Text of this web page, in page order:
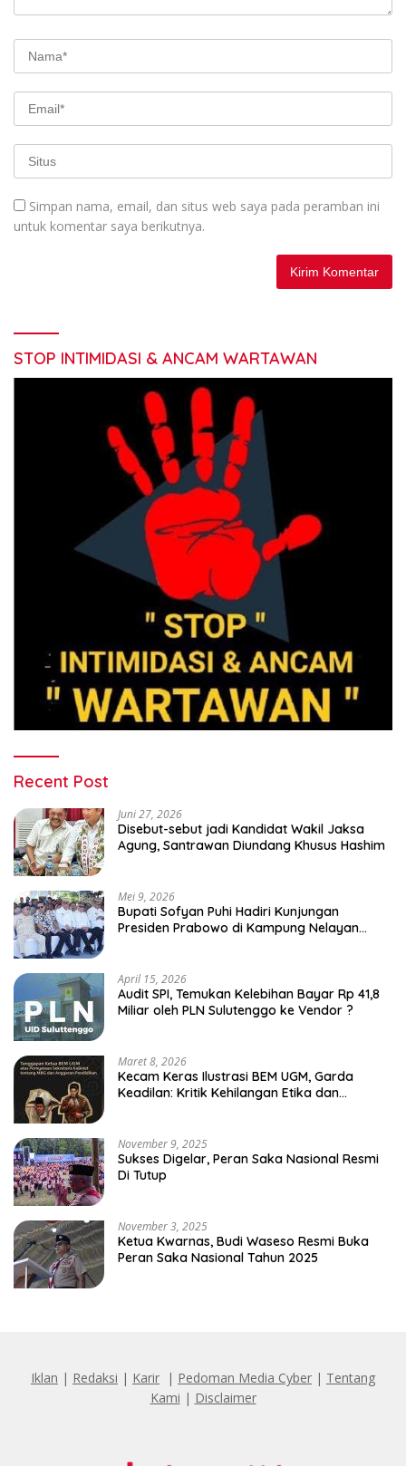
Simpan nama, email, dan situs web saya pada peramban ini
untuk komentar saya berikutnya.
STOP INTIMIDASI & ANCAM WARTAWAN
Recent Post
Juni 27, 2026
Disebut-sebut jadi Kandidat Wakil Jaksa
Agung, Santrawan Diundang Khusus Hashim
Mei 9, 2026
Bupati Sofyan Puhi Hadiri Kunjungan
Presiden Prabowo di Kampung Nelayan
April 15, 2026
Audit SPI, Temukan Kelebihan Bayar Rp 41,8
Miliar oleh PLN Sulutenggo ke Vendor ?
Maret 8, 2026
Kecam Keras Ilustrasi BEM UGM, Garda
Keadilan: Kritik Kehilangan Etika dan
November 9, 2025
Sukses Digelar, Peran Saka Nasional Resmi
Di Tutup
November 3, 2025
Ketua Kwarnas, Budi Waseso Resmi Buka
Peran Saka Nasional Tahun 2025
Iklan | Redaksi | Karir | Pedoman Media Cyber | Tentang
Kami | Disclaimer